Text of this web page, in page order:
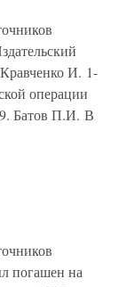
И. 1-
операции
Батов П.И. В
погашен на